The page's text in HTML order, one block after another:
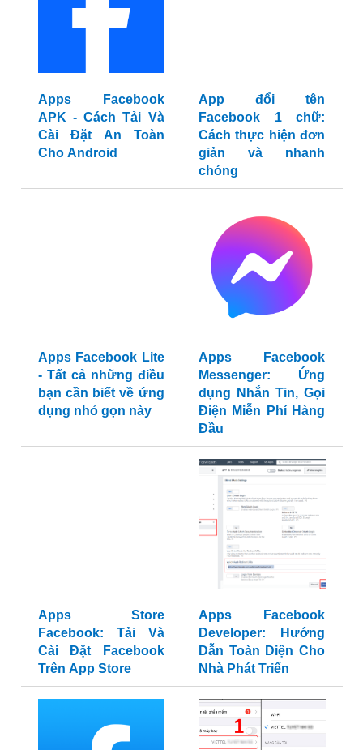
Apps Facebook
APK - Cách Tải Và
Cài Đặt An Toàn
Cho Android
App đổi tên
Facebook 1 chữ:
Cách thực hiện đơn
giản và nhanh
chóng
Apps Facebook Lite
- Tất cả những điều
bạn cần biết về ứng
dụng nhỏ gọn này
Apps Facebook
Messenger: Ứng
dụng Nhắn Tin, Gọi
Điện Miễn Phí Hàng
Đầu
Apps Store
Facebook: Tải Và
Cài Đặt Facebook
Trên App Store
Apps Facebook
Developer: Hướng
Dẫn Toàn Diện Cho
Nhà Phát Triển